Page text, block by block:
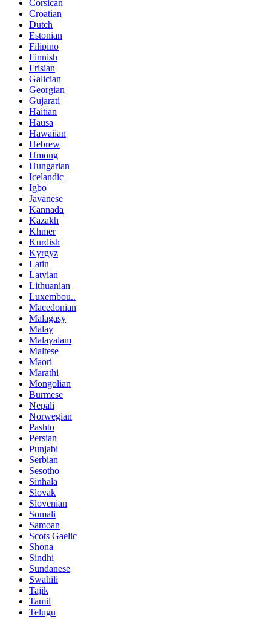
Corsican
Croatian
Dutch
Estonian
Filipino
Finnish
Frisian
Galician
Georgian
Gujarati
Haitian
Hausa
Hawaiian
Hebrew
Hmong
Hungarian
Icelandic
Igbo
Javanese
Kannada
Kazakh
Khmer
Kurdish
Kyrgyz
Latin
Latvian
Lithuanian
Luxembou..
Macedonian
Malagasy
Malay
Malayalam
Maltese
Maori
Marathi
Mongolian
Burmese
Nepali
Norwegian
Pashto
Persian
Punjabi
Serbian
Sesotho
Sinhala
Slovak
Slovenian
Somali
Samoan
Scots Gaelic
Shona
Sindhi
Sundanese
Swahili
Tajik
Tamil
Telugu